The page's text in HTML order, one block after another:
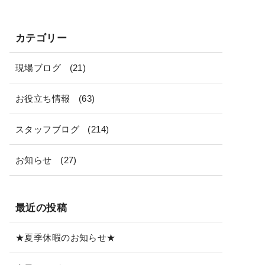
カテゴリー
現場ブログ (21)
お役立ち情報 (63)
スタッフブログ (214)
お知らせ (27)
最近の投稿
★夏季休暇のお知らせ★